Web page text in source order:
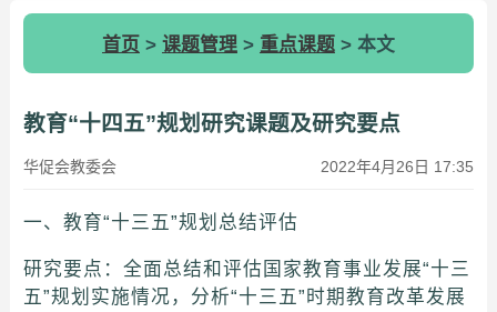
首页 > 课题管理> 重点课题> 本文
教育“十四五”规划研究课题及研究要点
华促会教委会 2022年4月26日 17:35
一、教育“十三五”规划总结评估
研究要点：全面总结和评估国家教育事业发展“十三
五”规划实施情况，分析“十三五”时期教育改革发展